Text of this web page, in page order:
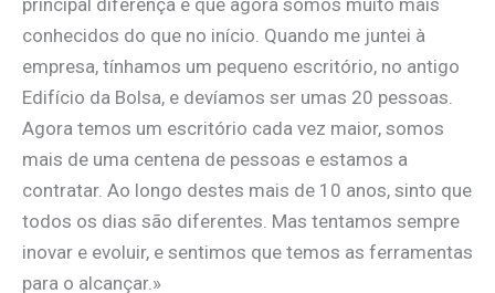
conhecidos do que no início. Quando me juntei à
empresa, tínhamos um pequeno escritório, no antigo
Edifício da Bolsa, e devíamos ser umas 20 pessoas.
Agora temos um escritório cada vez maior, somos
mais de uma centena de pessoas e estamos a
contratar. Ao longo destes mais de 10 anos, sinto que
todos os dias são diferentes. Mas tentamos sempre
inovar e evoluir, e sentimos que temos as ferramentas
para o alcançar.»